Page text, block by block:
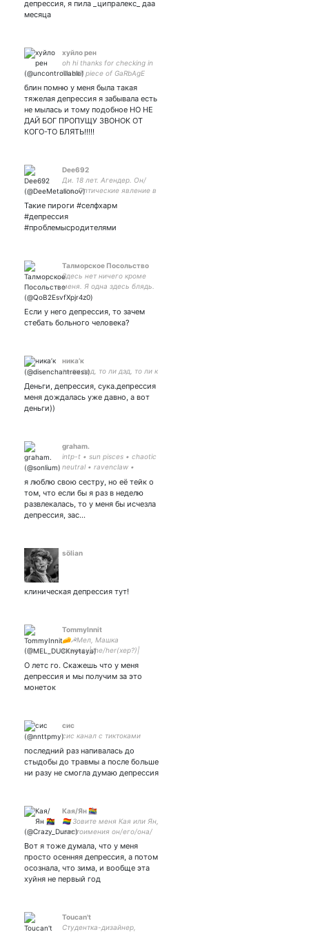
депрессия, я пила _ципралекс_ даа
месяца
хуйло рен
oh hi thanks for checking in
i'm still piece of GaRbAgE
блин помню у меня была такая
тяжелая депрессия я забывала есть
не мылась и тому подобное НО НЕ
ДАЙ БОГ ПРОПУЩУ ЗВОНОК ОТ
КОГО-ТО БЛЯТЬ!!!!!
Dee692
Ди. 18 лет. Агендер. Он/
его. Оптические явление в
рыжих мальчиков❤
Такие пироги #селфхарм
#депрессия
#проблемысродителями
Талморское Посольство
Здесь нет ничего кроме
меня. Я одна здесь блядь.
Если у него депрессия, то зачем
стебать больного человека?
ника’к
то ли дед, то ли дэд, то ли к
Деньги, депрессия, сука.депрессия
меня дождалась уже давно, а вот
деньги))
graham.
intp-t • sun pisces • chaotic
neutral • ravenclaw •
melancholic | давай
вечером умрём весело,
поиграем в декаданс. // &
♥
я люблю свою сестру, но её тейк о
том, что если бы я раз в неделю
развлекалась, то у меня бы исчезла
депрессия, зас…
sölian
клиническая депрессия тут!
TommyInnit
🧀☭Мел, Машка
казинак|she/her(хер?)|
дада, я играю в майнкрафт|
твичу по mcyt|#mcyttwtrus|
О летс го. Скажешь что у меня
депрессия и мы получим за это
монеток
сис
сис канал с тиктоками
последний раз напивалась до
стыдобы до травмы а после больше
ни разу не смогла думаю депрессия
Кая/Ян 🏳️‍🌈⃤
🏳️‍🌈 Зовите меня Кая или Ян,
местоимения он/его/она/
если нужна помощь, то
пишите~закрытка-
Вот я тоже думала, что у меня
просто осенняя депрессия, а потом
осознала, что зима, и вообще эта
хуйня не первый год
Toucan't
Студентка-дизайнер,